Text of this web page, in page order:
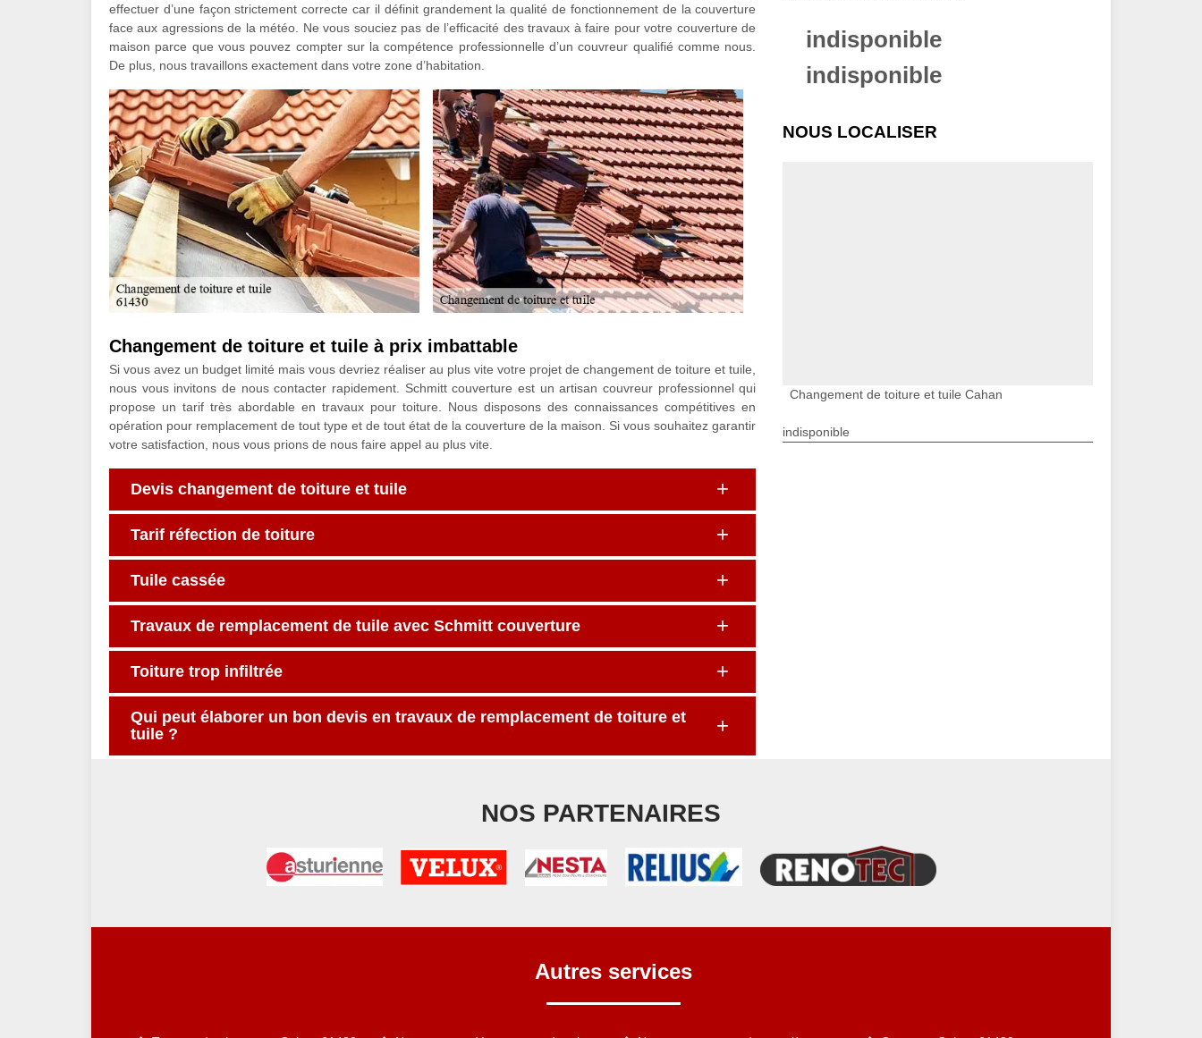
effectuer d’une façon strictement correcte car il définit grandement la qualité de fonctionnement de la couverture
face aux agressions de la météo. Ne vous souciez pas de l’efficacité des travaux à faire pour votre couverture de
maison parce que vous pouvez compter sur la compétence professionnelle d’un couvreur qualifié comme nous.
De plus, nous travaillons exactement dans votre zone d’habitation.
Changement de toiture et tuile à prix imbattable
Si vous avez un budget limité mais vous devriez réaliser au plus vite votre projet de changement de toiture et tuile,
nous vous invitons de nous contacter rapidement. Schmitt couverture est un artisan couvreur professionnel qui
propose un tarif très abordable en travaux pour toiture. Nous disposons des connaissances compétitives en
opération pour remplacement de tout type et de tout état de la couverture de la maison. Si vous souhaitez garantir
votre satisfaction, nous vous prions de nous faire appel au plus vite.
Devis changement de toiture et tuile
Tarif réfection de toiture
Tuile cassée
Travaux de remplacement de tuile avec Schmitt couverture
Toiture trop infiltrée
Qui peut élaborer un bon devis en travaux de remplacement de toiture et
tuile ?
indisponible
indisponible
NOUS LOCALISER
Changement de toiture et tuile Cahan
indisponible
NOS PARTENAIRES
Autres services